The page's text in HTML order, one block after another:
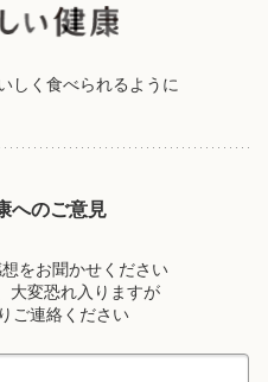
しく食べられるように
へのご意見
をお聞かせください
大変恐れ入りますが
ご連絡ください